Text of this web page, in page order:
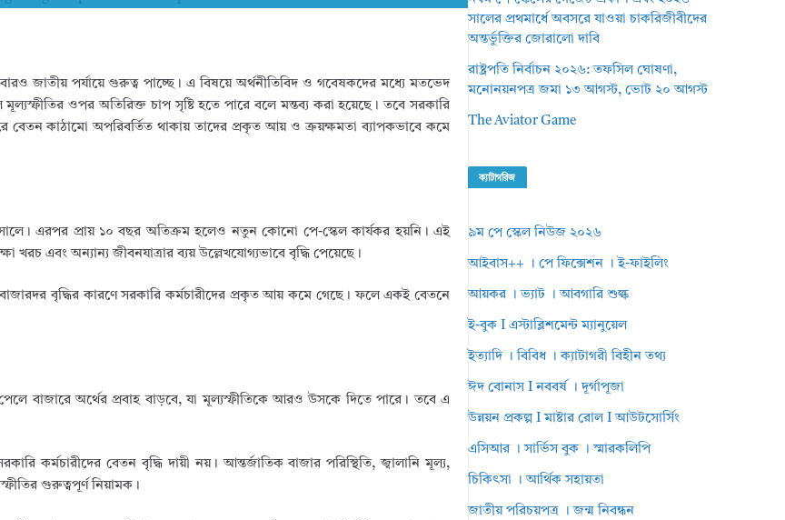
জাতীয় পর্যায়ে গুরুত্ব পাচ্ছে। এ বিষয়ে অর্থনীতিবিদ ও গবেষকদের মধ্যে মতভেদ
ওপর অতিরিক্ত চাপ সৃষ্টি হতে পারে বলে মন্তব্য করা হয়েছে। তবে সরকারি
বেতন কাঠামো অপরিবর্তিত থাকায় তাদের প্রকৃত আয় ও ক্রয়ক্ষমতা ব্যাপকভাবে কমে
সালে। এরপর প্রায় ১০ বছর অতিক্রম হলেও নতুন কোনো পে-স্কেল কার্যকর হয়নি। এই
খরচ এবং অন্যান্য জীবনযাত্রার ব্যয় উল্লেখযোগ্যভাবে বৃদ্ধি পেয়েছে।
বৃদ্ধির কারণে সরকারি কর্মচারীদের প্রকৃত আয় কমে গেছে। ফলে একই বেতনে
বাজারে অর্থের প্রবাহ বাড়বে, যা মূল্যস্ফীতিকে আরও উসকে দিতে পারে। তবে এ
কর্মচারীদের বেতন বৃদ্ধি দায়ী নয়। আন্তর্জাতিক বাজার পরিস্থিতি, জ্বালানি মূল্য,
গুরুত্বপূর্ণ নিয়ামক।
সালের প্রথমার্ধে অবসরে যাওয়া চাকরিজীবীদের
অন্তর্ভুক্তির জোরালো দাবি
রাষ্ট্রপতি নির্বাচন ২০২৬: তফসিল ঘোষণা,
মনোনয়নপত্র জমা ১৩ আগস্ট, ভোট ২০ আগস্ট
The Aviator Game
ক্যাটাগরিজ
৯ম পে স্কেল নিউজ ২০২৬
আইবাস++ । পে ফিক্সেশন । ই-ফাইলিং
আয়কর । ভ্যাট । আবগারি শুল্ক
ই-বুক I এস্টাব্লিশমেন্ট ম্যানুয়েল
ইত্যাদি । বিবিধ । ক্যাটাগরী বিহীন তথ্য
ঈদ বোনাস I নববর্ষ । দূর্গাপূজা
উন্নয়ন প্রকল্প I মাষ্টার রোল I আউটসোর্সিং
এসিআর । সার্ভিস বুক । স্মারকলিপি
চিকিৎসা । আর্থিক সহায়তা
জাতীয় পরিচয়পত্র । জন্ম নিবন্ধন